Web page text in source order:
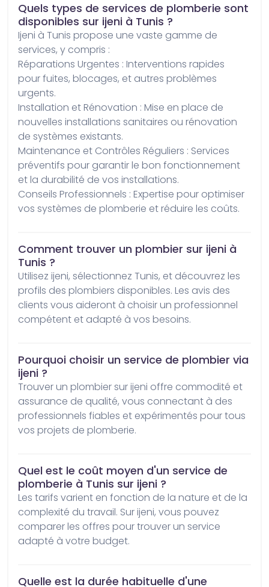
Quels types de services de plomberie sont
disponibles sur ijeni à Tunis ?
ijeni à Tunis propose une vaste gamme de
services, y compris :
Réparations Urgentes : Interventions rapides
pour fuites, blocages, et autres problèmes
urgents.
Installation et Rénovation : Mise en place de
nouvelles installations sanitaires ou rénovation
de systèmes existants.
Maintenance et Contrôles Réguliers : Services
préventifs pour garantir le bon fonctionnement
et la durabilité de vos installations.
Conseils Professionnels : Expertise pour optimiser
vos systèmes de plomberie et réduire les coûts.
Comment trouver un plombier sur ijeni à
Tunis ?
Utilisez ijeni, sélectionnez Tunis, et découvrez les
profils des plombiers disponibles. Les avis des
clients vous aideront à choisir un professionnel
compétent et adapté à vos besoins.
Pourquoi choisir un service de plombier via
ijeni ?
Trouver un plombier sur ijeni offre commodité et
assurance de qualité, vous connectant à des
professionnels fiables et expérimentés pour tous
vos projets de plomberie.
Quel est le coût moyen d'un service de
plomberie à Tunis sur ijeni ?
Les tarifs varient en fonction de la nature et de la
complexité du travail. Sur ijeni, vous pouvez
comparer les offres pour trouver un service
adapté à votre budget.
Quelle est la durée habituelle d'une